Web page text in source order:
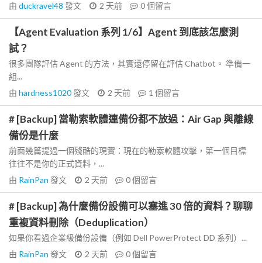
由 duckravel48 發文 2 天前 0個留言
【Agent Evaluation 系列 1/6】Agent 到底該怎麼測
試？
很多團隊評估 Agent 的方法，其實還停留在評估 Chatbot。 準備一
組...
由 hardness1020發文 2 天前 1 個留言
# [Backup] 當勒索軟體連備份都不放過：Air Gap 與離線
備份是什麼
前面幾篇提過一個殘酷的現實：現在的勒索軟體攻擊，第一個目標
往往不是你的正式資料，...
由 RainPan 發文 2 天前 0個留言
# [Backup] 為什麼備份設備可以塞進 30 倍的資料？聊聊
重複資料刪除（Deduplication）
如果你看過企業級備份設備（例如 Dell PowerProtect DD 系列）...
由 RainPan 發文 2 天前 0個留言